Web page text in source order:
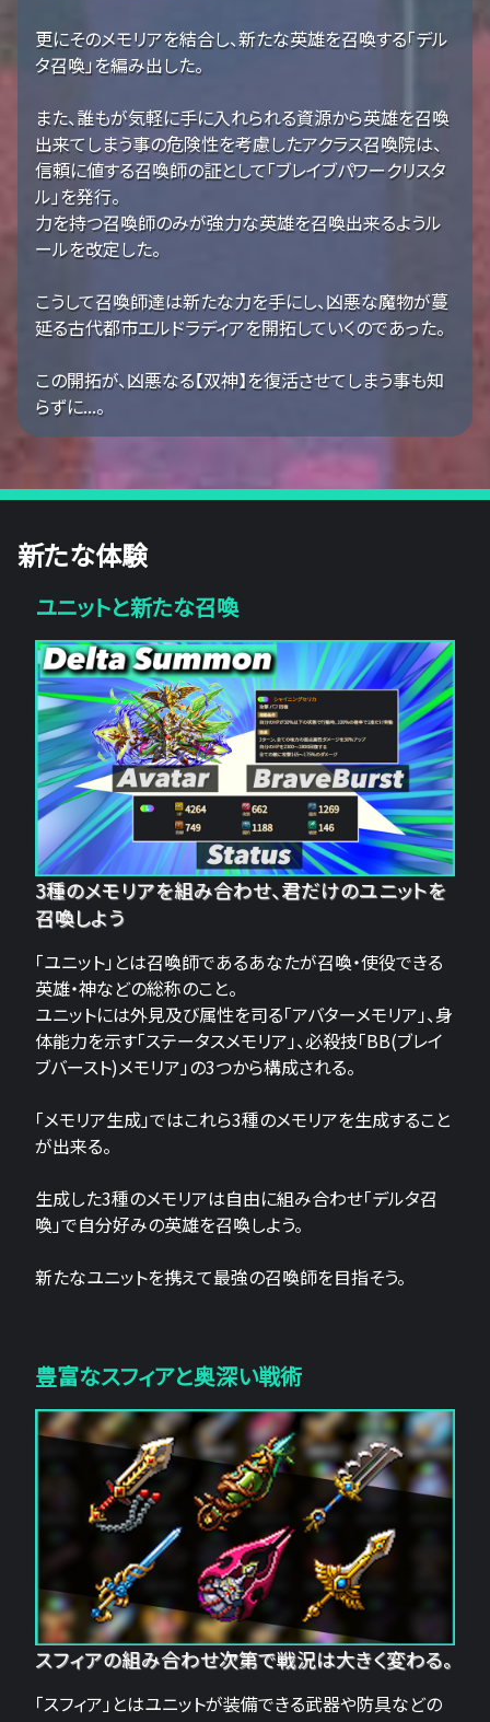
更にそのメモリアを結合し、新たな英雄を召喚する「デル
タ召喚」を編み出した。
また、誰もが気軽に手に入れられる資源から英雄を召喚
出来てしまう事の危険性を考慮したアクラス召喚院は、
信頼に値する召喚師の証として「ブレイブパワークリスタ
ル」を発行。
力を持つ召喚師のみが強力な英雄を召喚出来るようル
ールを改定した。
こうして召喚師達は新たな力を手にし、凶悪な魔物が蔓
延る古代都市エルドラディアを開拓していくのであった。
この開拓が、凶悪なる【双神】を復活させてしまう事も知
らずに...。
新たな体験
ユニットと新たな召喚
3種のメモリアを組み合わせ、君だけのユニットを
召喚しよう
「ユニット」とは召喚師であるあなたが召喚・使役できる
英雄・神などの総称のこと。
ユニットには外見及び属性を司る「アバターメモリア」、身
体能力を示す「ステータスメモリア」、必殺技「BB(ブレイ
ブバースト)メモリア」の3つから構成される。
「メモリア生成」ではこれら3種のメモリアを生成すること
が出来る。
生成した3種のメモリアは自由に組み合わせ「デルタ召
喚」で自分好みの英雄を召喚しよう。
新たなユニットを携えて最強の召喚師を目指そう。
豊富なスフィアと奥深い戦術
スフィアの組み合わせ次第で戦況は大きく変わる。
「スフィア」とはユニットが装備できる武器や防具などの